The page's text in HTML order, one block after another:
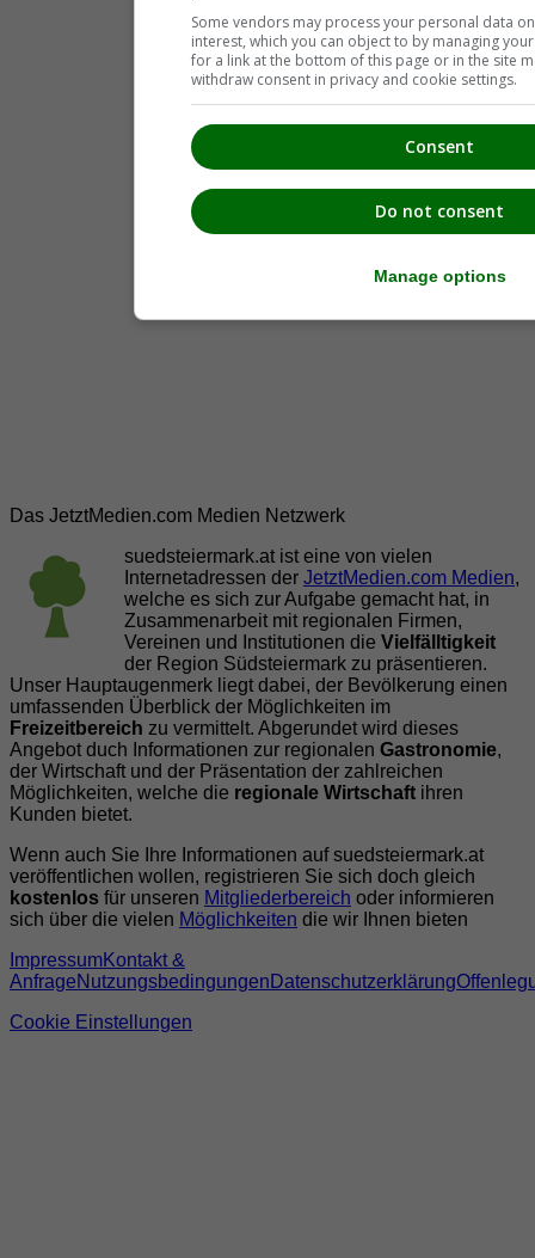
Das JetztMedien.com Medien Netzwerk
suedsteiermark.at ist eine von vielen
Internetadressen der JetztMedien.com Medien,
welche es sich zur Aufgabe gemacht hat, in
Zusammenarbeit mit regionalen Firmen,
Vereinen und Institutionen die Vielfälltigkeit
der Region Südsteiermark zu präsentieren.
Unser Hauptaugenmerk liegt dabei, der Bevölkerung einen
umfassenden Überblick der Möglichkeiten im
Freizeitbereich zu vermittelt. Abgerundet wird dieses
Angebot duch Informationen zur regionalen Gastronomie,
der Wirtschaft und der Präsentation der zahlreichen
Möglichkeiten, welche die regionale Wirtschaft ihren
Kunden bietet.
Wenn auch Sie Ihre Informationen auf suedsteiermark.at
veröffentlichen wollen, registrieren Sie sich doch gleich
kostenlos für unseren Mitgliederbereich oder informieren
sich über die vielen Möglichkeiten die wir Ihnen bieten
ImpressumKontakt &
AnfrageNutzungsbedingungen Datenschutzerklärung
Cookie Einstellungen
Some vendors may process your personal data
interest, which you can object to by managing
for a link at the bottom of this page or in the site
withdraw consent in privacy and cookie settings.
Consent
Do not consent
Manage options